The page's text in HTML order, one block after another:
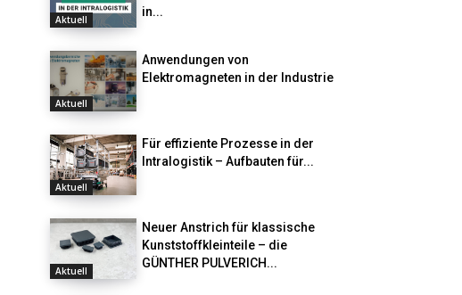
Aktuell
in...
Aktuell
Anwendungen von
Elektromagneten in der Industrie
Aktuell
Für effiziente Prozesse in der
Intralogistik – Aufbauten für...
Aktuell
Neuer Anstrich für klassische
Kunststoffkleinteile – die
GÜNTHER PULVERICH...